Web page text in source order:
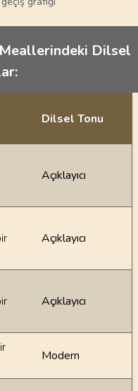
Dilsel
Dilsel Tonu
Açıklayıcı
Açıklayıcı
Açıklayıcı
Modern